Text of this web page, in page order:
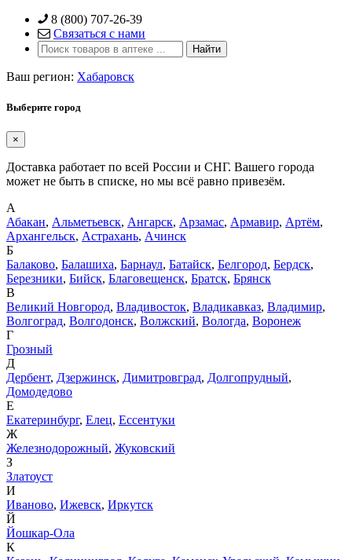
Skip
content
8 (800) 707-26-39
Связаться с нами
Ваш регион: Хабаровск
Выберите город
×
Доставка работает по всей России и СНГ. Вашего города
может не быть в списке, но мы всё равно привезём.
А
Абакан, Альметьевск, Ангарск, Арзамас, Армавир, Артём,
Архангельск, Астрахань, Ачинск
Б
Балаково, Балашиха, Барнаул, Батайск, Белгород, Бердск,
Березники, Бийск, Благовещенск, Братск, Брянск
В
Великий Новгород, Владивосток, Владикавказ, Владимир,
Волгоград, Волгодонск, Волжский, Вологда, Воронеж
Г
Грозный
Д
Дербент, Дзержинск, Димитровград, Долгопрудный,
Домодедово
Е
Екатеринбург, Елец, Ессентуки
Ж
Железнодорожный, Жуковский
З
Златоуст
И
Иваново, Ижевск, Иркутск
Й
Йошкар-Ола
К